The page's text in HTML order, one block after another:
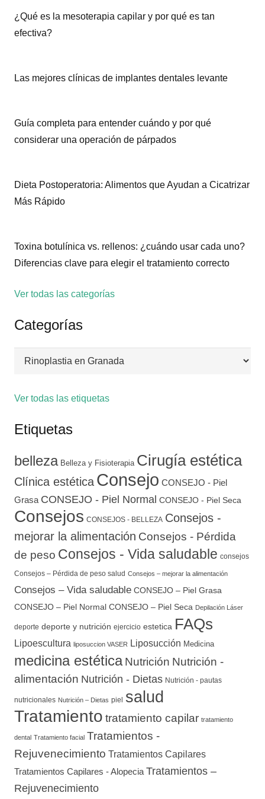
¿Qué es la mesoterapia capilar y por qué es tan
efectiva?
Las mejores clínicas de implantes dentales levante
Guía completa para entender cuándo y por qué
considerar una operación de párpados
Dieta Postoperatoria: Alimentos que Ayudan a Cicatrizar
Más Rápido
Toxina botulínica vs. rellenos: ¿cuándo usar cada uno?
Diferencias clave para elegir el tratamiento correcto
Ver todas las categorías
Categorías
Categorías
Ver todas las etiquetas
Etiquetas
belleza Belleza y Fisioterapia Cirugía estética
Clínica estética Consejo CONSEJO - Piel
Grasa CONSEJO - Piel Normal CONSEJO - Piel Seca
Consejos CONSEJOS - BELLEZA Consejos -
mejorar la alimentación Consejos - Pérdida
de peso Consejos - Vida saludable consejos
Consejos – Pérdida de peso salud Consejos – mejorar la alimentación
Consejos – Vida saludable CONSEJO – Piel Grasa
CONSEJO – Piel Normal CONSEJO – Piel Seca Depilación Láser
deporte deporte y nutrición ejercicio estetica FAQs
Lipoescultura liposuccion VASER Liposucción Medicina
medicina estética Nutrición Nutrición -
alimentación Nutrición - Dietas Nutrición - pautas
nutricionales Nutrición – Dietas piel salud
Tratamiento tratamiento capilar tratamiento
dental Tratamiento facial Tratamientos -
Rejuvenecimiento Tratamientos Capilares
Tratamientos Capilares - Alopecia Tratamientos –
Rejuvenecimiento